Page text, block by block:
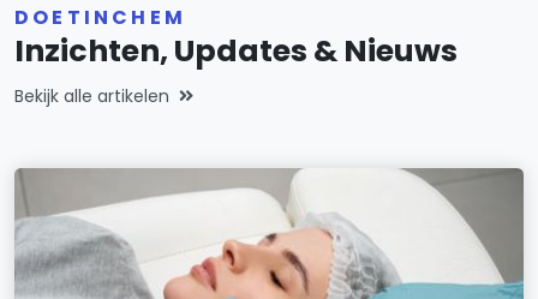
DOETINCHEM
Inzichten, Updates & Nieuws
Bekijk alle artikelen